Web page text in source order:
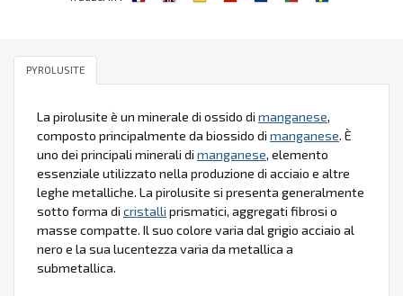
PYROLUSITE
La pirolusite è un minerale di ossido di manganese,
composto principalmente da biossido di manganese. È
uno dei principali minerali di manganese, elemento
essenziale utilizzato nella produzione di acciaio e altre
leghe metalliche. La pirolusite si presenta generalmente
sotto forma di cristalli prismatici, aggregati fibrosi o
masse compatte. Il suo colore varia dal grigio acciaio al
nero e la sua lucentezza varia da metallica a
submetallica.